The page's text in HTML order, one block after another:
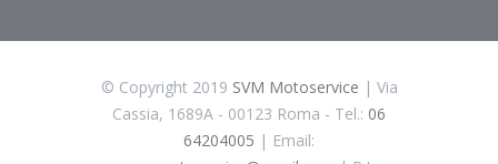
© Copyright 2019 SVM Motoservice | Via
Cassia, 1689A - 00123 Roma - Tel.: 06
64204005 | Email: